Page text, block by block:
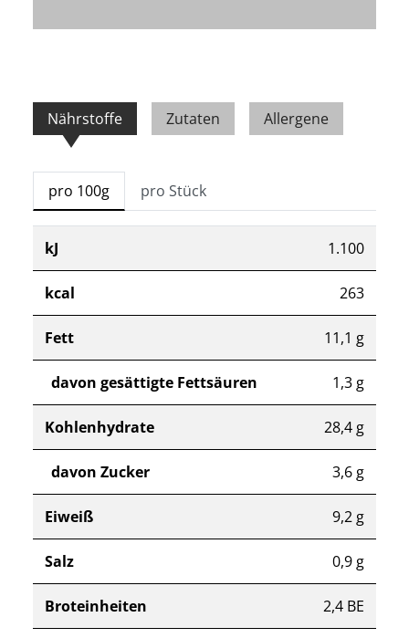
Nährstoffe Zutaten Allergene
pro 100g pro Stück
kJ 1.100
kcal 263
Fett 11,1 g
davon gesättigte Fettsäuren 1,3 g
Kohlenhydrate 28,4 g
davon Zucker 3,6 g
Eiweiß 9,2 g
Salz 0,9 g
Broteinheiten 2,4 BE